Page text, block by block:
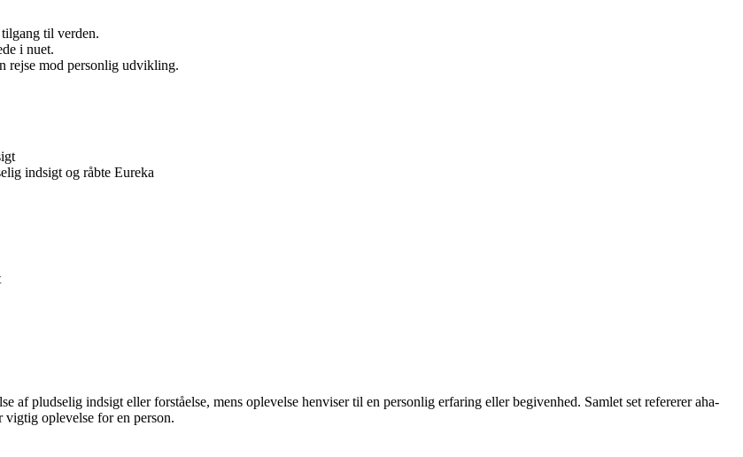
til verden.
i nuet.
rejse mod personlig udvikling.
indsigt og råbte Eureka
af pludselig indsigt eller forståelse, mens oplevelse henviser til en personlig erfaring eller begivenhed. Samlet set refererer aha-
vigtig oplevelse for en person.